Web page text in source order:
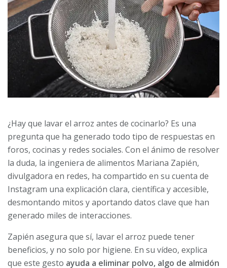
¿Hay que lavar el arroz antes de cocinarlo? Es una
pregunta que ha generado todo tipo de respuestas en
foros, cocinas y redes sociales. Con el ánimo de resolver
la duda, la ingeniera de alimentos Mariana Zapién,
divulgadora en redes, ha compartido en su cuenta de
Instagram una explicación clara, científica y accesible,
desmontando mitos y aportando datos clave que han
generado miles de interacciones.
Zapién asegura que sí, lavar el arroz puede tener
beneficios, y no solo por higiene. En su vídeo, explica
que este gesto ayuda a eliminar polvo, algo de almidón